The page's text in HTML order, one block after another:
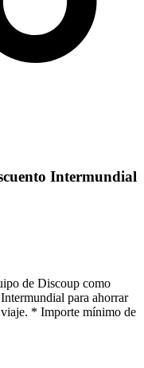
Intermundial
de Discoup como
para ahorrar
* Importe mínimo de